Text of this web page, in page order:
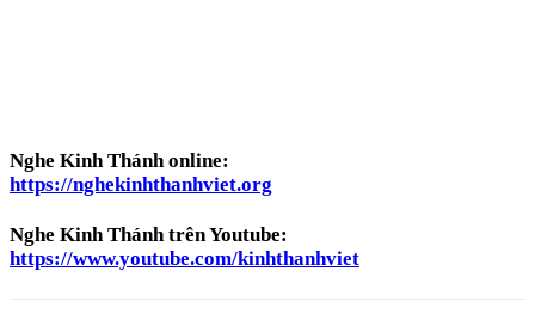
Nghe Kinh Thánh online:
https://nghekinhthanhviet.org
Nghe Kinh Thánh trên Youtube:
https://www.youtube.com/kinhthanhviet